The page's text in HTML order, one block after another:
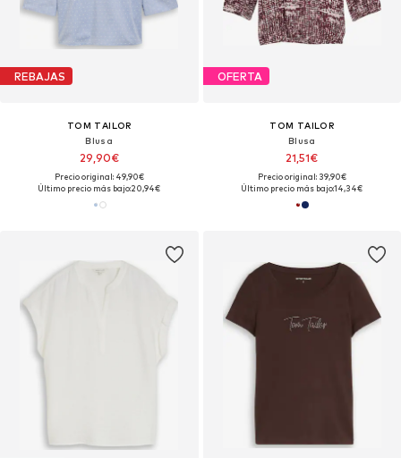
REBAJAS
TOM TAILOR
Blusa
29,90€
Precio original: 49,90€
Último precio más bajo:20,94€
OFERTA
TOM TAILOR
Blusa
21,51€
Precio original: 39,90€
Último precio más bajo:14,34€